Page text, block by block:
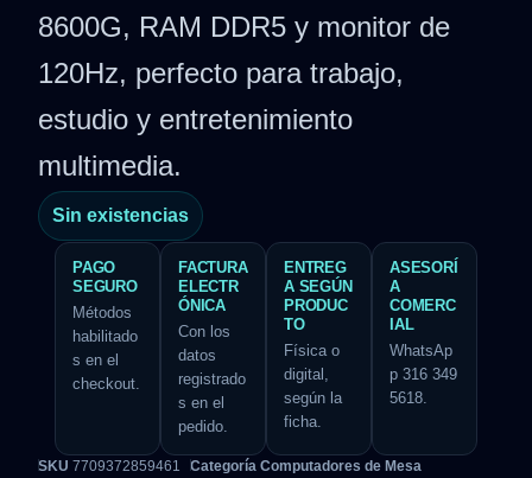
8600G, RAM DDR5 y monitor de
120Hz, perfecto para trabajo,
estudio y entretenimiento
multimedia.
Sin existencias
PAGO
SEGURO
Métodos
habilitado
s en el
checkout.
FACTURA
ELECTR
ÓNICA
Con los
datos
registrado
s en el
pedido.
ENTREG
A SEGÚN
PRODUC
TO
Física o
digital,
según la
ficha.
ASESORÍ
A
COMERC
IAL
WhatsAp
p 316 349
5618.
SKU 7709372859461 Categoría Computadores de Mesa